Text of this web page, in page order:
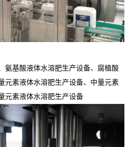
氨基酸液体水溶肥生产设备、腐植酸
元素液体水溶肥生产设备、中量元素
元素液体水溶肥生产设备